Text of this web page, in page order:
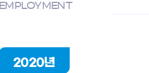
EMPLOYMENT
2020년